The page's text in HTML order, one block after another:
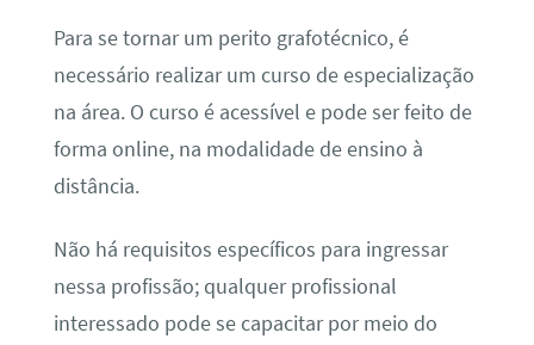
Para se tornar um perito grafotécnico, é
necessário realizar um curso de especialização
na área. O curso é acessível e pode ser feito de
forma online, na modalidade de ensino à
distância.
Não há requisitos específicos para ingressar
nessa profissão; qualquer profissional
interessado pode se capacitar por meio do